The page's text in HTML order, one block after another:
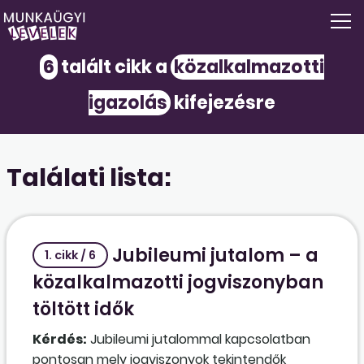
6 talált cikk a közalkalmazotti
igazolás kifejezésre
Találati lista:
1. cikk / 6
Jubileumi jutalom – a
közalkalmazotti jogviszonyban
töltött idők
Kérdés: Jubileumi jutalommal kapcsolatban
pontosan mely jogviszonyok tekintendők